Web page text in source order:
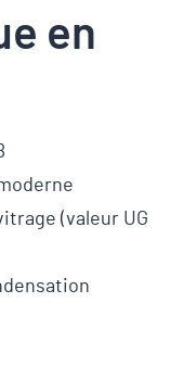
en
(valeur UG